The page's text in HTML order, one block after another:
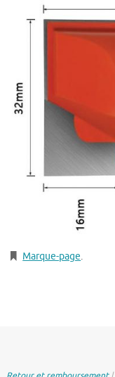
Marque-page.